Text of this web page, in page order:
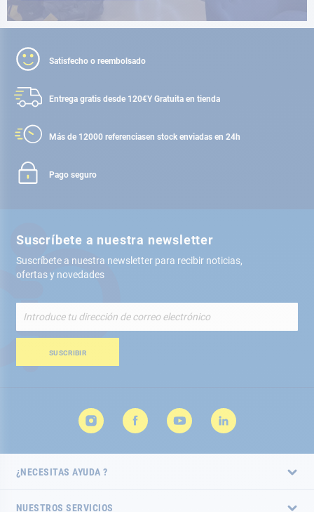
Satisfecho o reembolsado
Entrega gratis desde 120€Y Gratuita en tienda
Más de 12000 referenciasen stock enviadas en 24h
Pago seguro
Suscríbete a nuestra newsletter
Suscríbete a nuestra newsletter para recibir noticias,
ofertas y novedades
nuestro
de
SUSCRIBIR
¿NECESITAS AYUDA ?
NUESTROS SERVICIOS